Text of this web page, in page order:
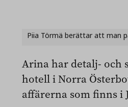
Piia Törmä berättar att man
Arina har detalj- och
hotell i Norra
affärerna som finns i